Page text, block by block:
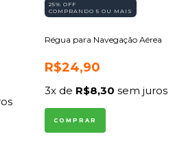
25% OFF
COMPRANDO 5 OU MAIS
Régua para Navegação Aérea
R$24,90
3x de R$8,30 sem juros